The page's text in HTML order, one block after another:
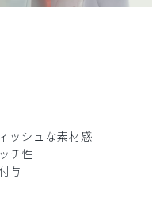
:
45kg以下
大きめ
ッシュな素材感
チ性
与